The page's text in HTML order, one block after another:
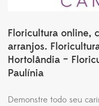
Floricultura online,
arranjos.
Hortolândia –
Paulínia
Demonstre todo seu